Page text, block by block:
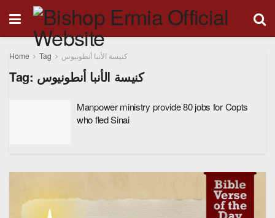
Home Tag كنيسة الأنبا أنطونيوس
Tag: كنيسة الأنبا أنطونيوس
Manpower ministry provide 80 jobs for Copts
who fled Sinai